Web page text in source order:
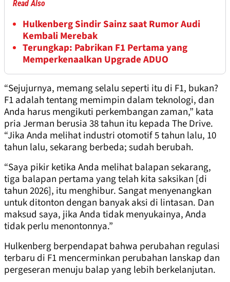
Read Also
Hulkenberg Sindir Sainz saat Rumor Audi
Kembali Merebak
Terungkap: Pabrikan F1 Pertama yang
Memperkenaalkan Upgrade ADUO
“Sejujurnya, memang selalu seperti itu di F1, bukan?
F1 adalah tentang memimpin dalam teknologi, dan
Anda harus mengikuti perkembangan zaman,” kata
pria Jerman berusia 38 tahun itu kepada The Drive.
“Jika Anda melihat industri otomotif 5 tahun lalu, 10
tahun lalu, sekarang berbeda; sudah berubah.
“Saya pikir ketika Anda melihat balapan sekarang,
tiga balapan pertama yang telah kita saksikan [di
tahun 2026], itu menghibur. Sangat menyenangkan
untuk ditonton dengan banyak aksi di lintasan. Dan
maksud saya, jika Anda tidak menyukainya, Anda
tidak perlu menontonnya.”
Hulkenberg berpendapat bahwa perubahan regulasi
terbaru di F1 mencerminkan perubahan lanskap dan
pergeseran menuju balap yang lebih berkelanjutan.